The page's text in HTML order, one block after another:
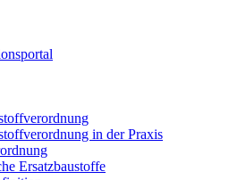
in der Praxis
Ersatzbaustoffe